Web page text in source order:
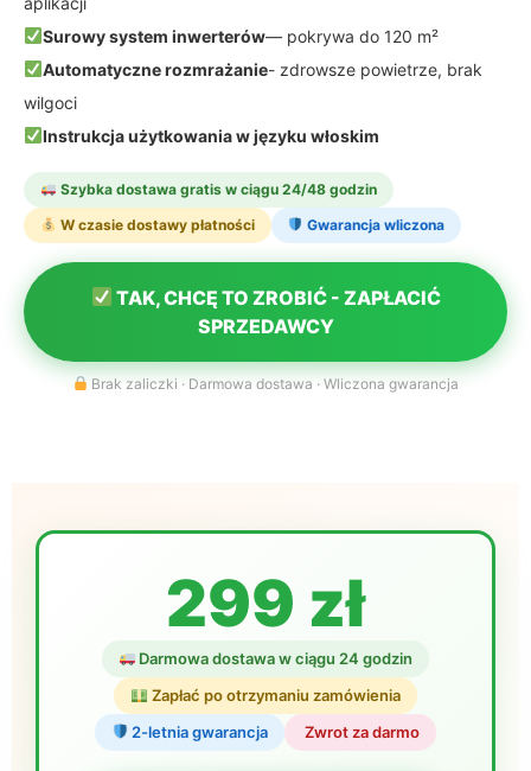
Surowy system inwerterów— pokrywa do 120 m²
Automatyczne rozmrażanie- zdrowsze powietrze, brak
wilgoci
Instrukcja użytkowania w języku włoskim
Szybka dostawa gratis w ciągu 24/48 godzin
W czasie dostawy płatności
Gwarancja wliczona
TAK, CHCĘ TO ZROBIĆ - ZAPŁACIĆ
SPRZEDAWCY
Brak zaliczki · Darmowa dostawa · Wliczona gwarancja
299 zł
Darmowa dostawa w ciągu 24 godzin
Zapłać po otrzymaniu zamówienia
2-letnia gwarancja
️ Zwrot za darmo